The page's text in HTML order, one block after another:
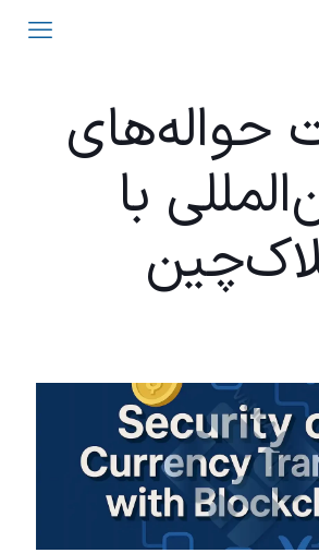
حواله‌های
با